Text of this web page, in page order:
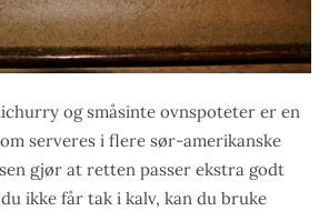
og småsinte ovnspoteter er en
serveres i flere sør-amerikanske
gjør at retten passer ekstra godt
ikke får tak i kalv, kan du bruke